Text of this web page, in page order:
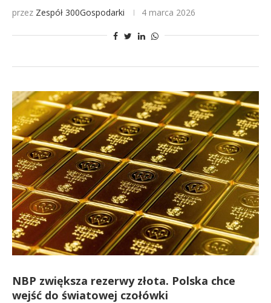
przez Zespół 300Gospodarki 4 marca 2026
NBP zwiększa rezerwy złota. Polska chce
wejść do światowej czołówki